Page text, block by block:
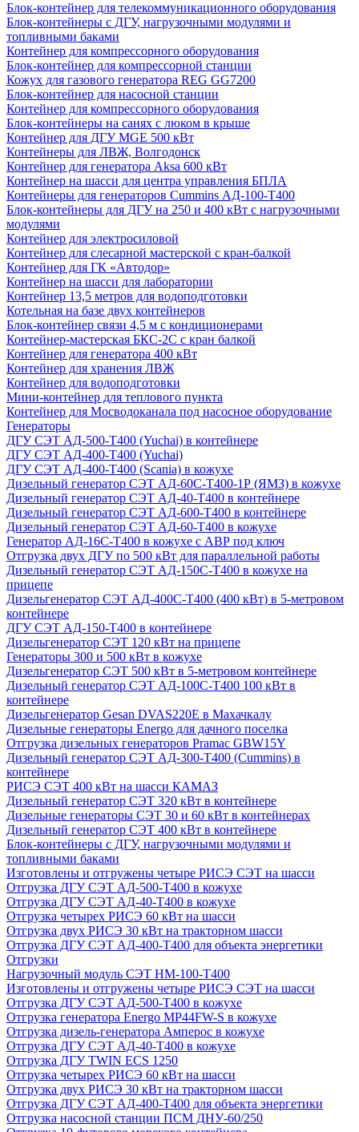
Блок-контейнер для телекоммуникационного оборудования
Блок-контейнеры с ДГУ, нагрузочными модулями и
топливными баками
Контейнер для компрессорного оборудования
Блок-контейнер для компрессорной станции
Кожух для газового генератора REG GG7200
Блок-контейнер для насосной станции
Контейнер для компрессорного оборудования
Блок-контейнеры на санях с люком в крыше
Контейнер для ДГУ MGE 500 кВт
Контейнеры для ЛВЖ, Волгодонск
Контейнер для генератора Aksa 600 кВт
Контейнер на шасси для центра управления БПЛА
Контейнеры для генераторов Cummins АД-100-Т400
Блок-контейнеры для ДГУ на 250 и 400 кВт с нагрузочными
модулями
Контейнер для электросиловой
Контейнер для слесарной мастерской с кран-балкой
Контейнер для ГК «Автодор»
Контейнер на шасси для лаборатории
Контейнер 13,5 метров для водоподготовки
Котельная на базе двух контейнеров
Блок-контейнер связи 4,5 м с кондиционерами
Контейнер-мастерская БКС-2С с кран балкой
Контейнер для генератора 400 кВт
Контейнер для хранения ЛВЖ
Контейнер для водоподготовки
Мини-контейнер для теплового пункта
Контейнер для Мосводоканала под насосное оборудование
Генераторы
ДГУ СЭТ АД-500-Т400 (Yuchai) в контейнере
ДГУ СЭТ АД-400-Т400 (Yuchai)
ДГУ СЭТ АД-400-Т400 (Scania) в кожухе
Дизельный генератор СЭТ АД-60С-Т400-1Р (ЯМЗ) в кожухе
Дизельный генератор СЭТ АД-40-Т400 в контейнере
Дизельный генератор СЭТ АД-600-Т400 в контейнере
Дизельный генератор СЭТ АД-60-Т400 в кожухе
Генератор АД-16С-Т400 в кожухе с АВР под ключ
Отгрузка двух ДГУ по 500 кВт для параллельной работы
Дизельный генератор СЭТ АД-150С-Т400 в кожухе на
прицепе
Дизельгенератор СЭТ АД-400С-Т400 (400 кВт) в 5-метровом
контейнере
ДГУ СЭТ АД-150-Т400 в контейнере
Дизельгенератор СЭТ 120 кВт на прицепе
Генераторы 300 и 500 кВт в кожухе
Дизельгенератор СЭТ 500 кВт в 5-метровом контейнере
Дизельный генератор СЭТ АД-100С-Т400 100 кВт в
контейнере
Дизельгенератор Gesan DVAS220E в Махачкалу
Дизельные генераторы Energo для дачного поселка
Отгрузка дизельных генераторов Pramac GВW15Y
Дизельный генератор СЭТ АД-300-Т400 (Cummins) в
контейнере
РИСЭ СЭТ 400 кВт на шасси КАМАЗ
Дизельный генератор СЭТ 320 кВт в контейнере
Дизельные генераторы СЭТ 30 и 60 кВт в контейнерах
Дизельный генератор СЭТ 400 кВт в контейнере
Блок-контейнеры с ДГУ, нагрузочными модулями и
топливными баками
Изготовлены и отгружены четыре РИСЭ СЭТ на шасси
Отгрузка ДГУ СЭТ АД-500-Т400 в кожухе
Отгрузка ДГУ СЭТ АД-40-Т400 в кожухе
Отгрузка четырех РИСЭ 60 кВт на шасси
Отгрузка двух РИСЭ 30 кВт на тракторном шасси
Отгрузка ДГУ СЭТ АД-400-Т400 для объекта энергетики
Отгрузки
Нагрузочный модуль СЭТ НМ-100-Т400
Изготовлены и отгружены четыре РИСЭ СЭТ на шасси
Отгрузка ДГУ СЭТ АД-500-Т400 в кожухе
Отгрузка генератора Energo MP44FW-S в кожухе
Отгрузка дизель-генератора Амперос в кожухе
Отгрузка ДГУ СЭТ АД-40-Т400 в кожухе
Отгрузка ДГУ TWIN ECS 1250
Отгрузка четырех РИСЭ 60 кВт на шасси
Отгрузка двух РИСЭ 30 кВт на тракторном шасси
Отгрузка ДГУ СЭТ АД-400-Т400 для объекта энергетики
Отгрузка насосной станции ПСМ ДНУ-60/250